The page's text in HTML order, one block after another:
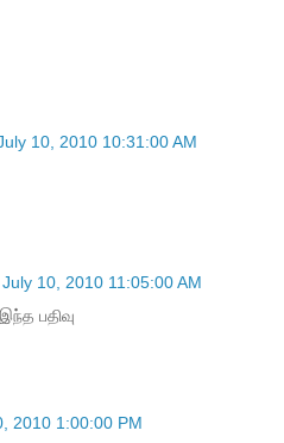
10, 2010 10:31:00 AM
10, 2010 11:05:00 AM
பதிவு
2010 1:00:00 PM